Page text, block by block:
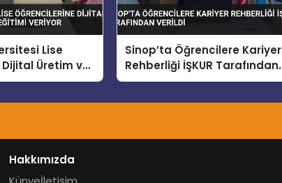
Lise
Üretim ve
Veriyor
Sinop’ta Öğrencilere Kariyer
Rehberliği İŞKUR Tarafından
Verildi
Hakkımızda